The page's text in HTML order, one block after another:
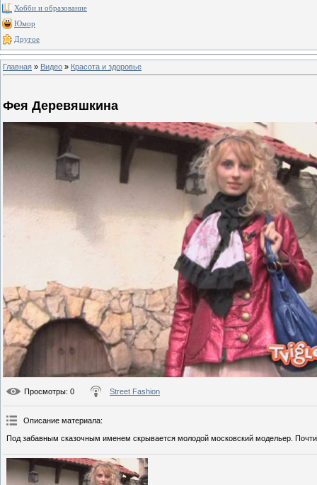
Хобби и образование
Юмор
Другое
Главная » Видео » Красота и здоровье
Фея Деревяшкина
Просмотры: 0 Street Fashion
Описание материала:
Под забавным сказочным именем скрывается молодой московский модельер.